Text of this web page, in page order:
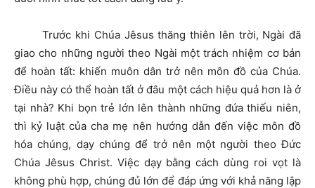
Trước khi Chúa Jêsus thăng thiên lên trời, Ngài đã
giao cho những người theo Ngài một trách nhiệm cơ bản
để hoàn tất: khiến muôn dân trở nên môn đồ của Chúa.
Điều này có thể hoàn tất ở đâu một cách hiệu quả hơn là ở
tại nhà? Khi bọn trẻ lớn lên thành những đứa thiếu niên,
thì kỷ luật của cha mẹ nên hướng dẫn đến việc môn đồ
hóa chúng, dạy chúng để trở nên một người theo Đức
Chúa Jêsus Christ. Việc dạy bằng cách dùng roi vọt là
không phù hợp, chúng đủ lớn để đáp ứng với khả năng lập